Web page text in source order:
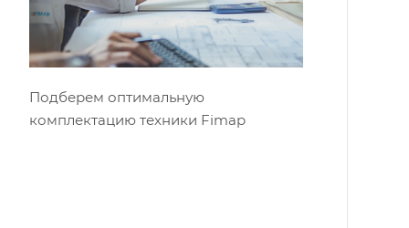
Подберем оптимальную
комплектацию техники Fimap